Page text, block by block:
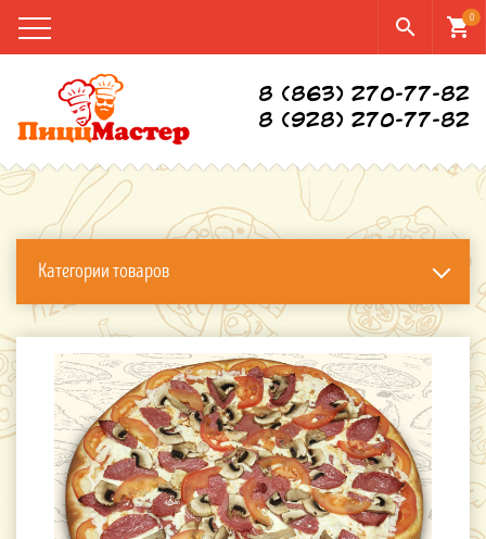
shopping_cart0
search
8 (863) 270-77-82
8 (928) 270-77-82
Категории товаров